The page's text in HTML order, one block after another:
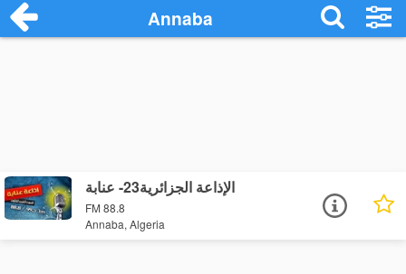
Annaba
الإذاعة الجزائرية23- عنابة
FM 88.8
Annaba, Algeria